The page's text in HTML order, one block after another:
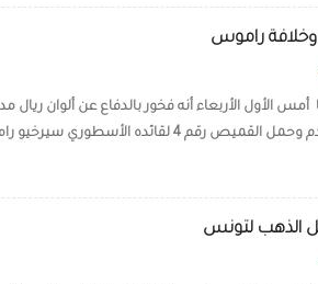
وخلافة راموس
أمس الأول الأربعاء أنه فخور بالدفاع عن ألوان ريال
وصيف بطل الدوري الإسباني لكرة القدم وحمل القميص رقم 4 لقائده
الذهب لتونس